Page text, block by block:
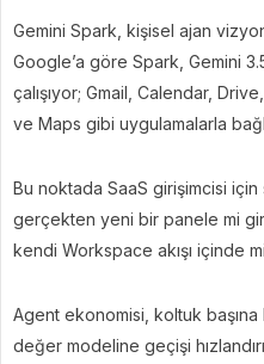
Gemini Spark, kişisel ajan
Google’a göre Spark, Gemini
çalışıyor; Gmail, Calendar,
ve Maps gibi uygulamalarla
Bu noktada SaaS girişimcisi için
gerçekten yeni bir panele mi
kendi Workspace akışı içinde
Agent ekonomisi, koltuk
değer modeline geçişi